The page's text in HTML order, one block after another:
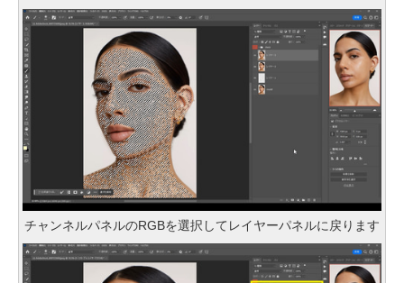
チャンネルパネルのRGBを選択してレイヤーパネルに戻ります